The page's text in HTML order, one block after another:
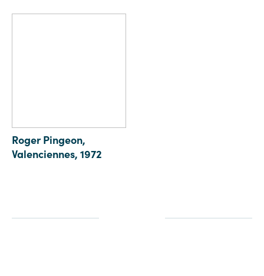
Roger Pingeon,
Valenciennes, 1972